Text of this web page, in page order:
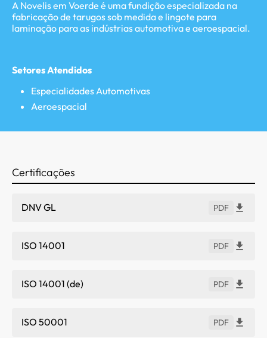
A Novelis em Voerde é uma fundição especializada na
fabricação de tarugos sob medida e lingote para
laminação para as indústrias automotiva e aeroespacial.
Setores Atendidos
Especialidades Automotivas
Aeroespacial
Certificações
DNV GL PDF
ISO 14001 PDF
ISO 14001 (de) PDF
ISO 50001 PDF